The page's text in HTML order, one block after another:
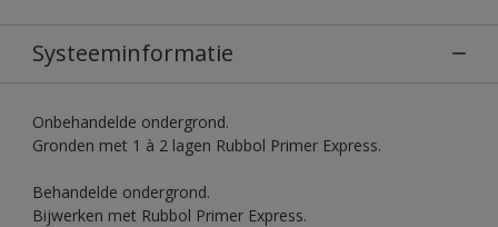
Systeeminformatie
Onbehandelde ondergrond.
Gronden met 1 à 2 lagen Rubbol Primer Express.
Behandelde ondergrond.
Bijwerken met Rubbol Primer Express.